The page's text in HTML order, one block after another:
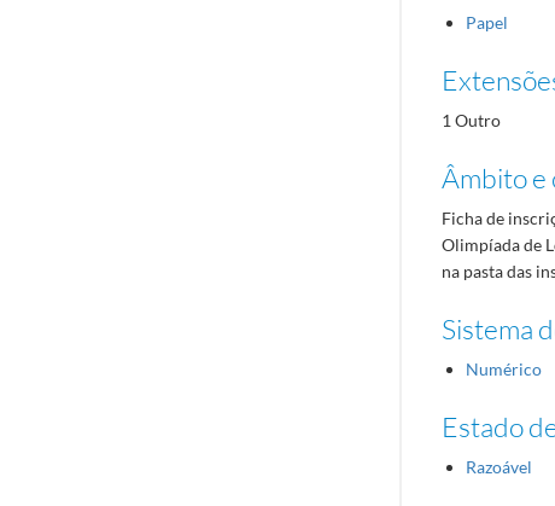
Papel
1 Outro
Âmbito e
Ficha de
Olimpíada de
na pasta das
Sistema
Numérico
Estado
Razoável